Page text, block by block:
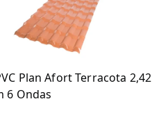
Plan Afort Terracota 2,42
6 Ondas